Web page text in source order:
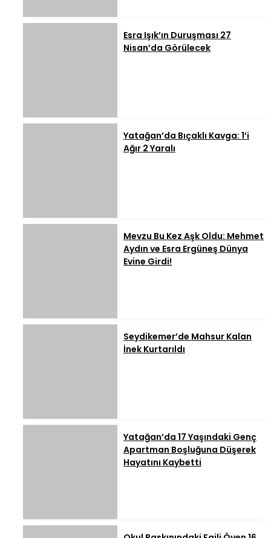
Esra Işık’ın Duruşması 27
Nisan’da Görülecek
Yatağan’da Bıçaklı Kavga: 1’i
Ağır 2 Yaralı
Mevzu Bu Kez Aşk Oldu: Mehmet
Aydın ve Esra Ergüneş Dünya
Evine Girdi!
Seydikemer’de Mahsur Kalan
İnek Kurtarıldı
Yatağan’da 17 Yaşındaki Genç
Apartman Boşluğuna Düşerek
Hayatını Kaybetti